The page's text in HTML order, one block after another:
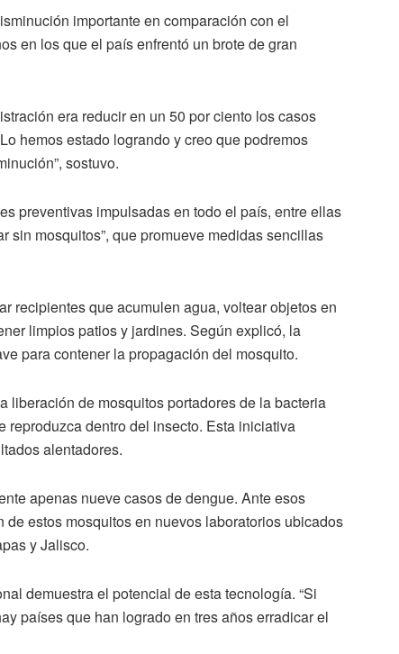
importante en comparación con el
en los que el país enfrentó un brote de gran
era reducir en un 50 por ciento los casos
hemos estado logrando y creo que podremos
sostuvo.
preventivas impulsadas en todo el país, entre ellas
sin mosquitos”, que promueve medidas sencillas
recipientes que acumulen agua, voltear objetos en
limpios patios y jardines. Según explicó, la
para contener la propagación del mosquito.
liberación de mosquitos portadores de la bacteria
dentro del insecto. Esta iniciativa
alentadores.
apenas nueve casos de dengue. Ante esos
estos mosquitos en nuevos laboratorios ubicados
y Jalisco.
demuestra el potencial de esta tecnología. “Si
países que han logrado en tres años erradicar el